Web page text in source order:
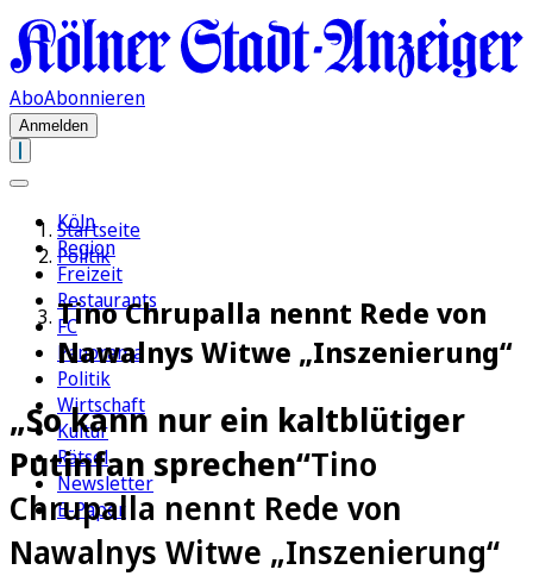
AboAbonnieren
Anmelden
Köln
Region
Freizeit
Restaurants
FC
Panorama
Politik
Wirtschaft
Kultur
Rätsel
Newsletter
E-Paper
Startseite
Politik
Tino Chrupalla nennt Rede von
Nawalnys Witwe „Inszenierung“
„So kann nur ein kaltblütiger
Putinfan sprechen“Tino
Chrupalla nennt Rede von
Nawalnys Witwe „Inszenierung“